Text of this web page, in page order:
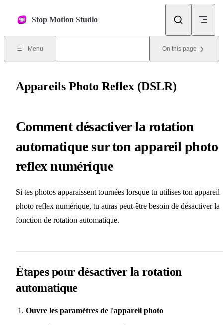
Stop Motion Studio
Menu On this page
Appareils Photo Reflex (DSLR)
Comment désactiver la rotation
automatique sur ton appareil photo
reflex numérique
Si tes photos apparaissent tournées lorsque tu utilises ton appareil
photo reflex numérique, tu auras peut-être besoin de désactiver la
fonction de rotation automatique.
Étapes pour désactiver la rotation
automatique
Ouvre les paramètres de l'appareil photo